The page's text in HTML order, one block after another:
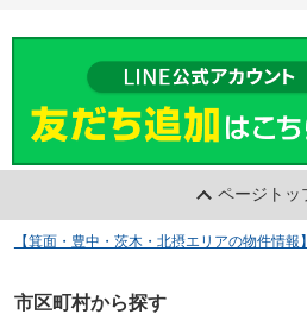
ページトッ
【箕面・豊中・茨木・北摂エリアの物件情報
市区町村から探す